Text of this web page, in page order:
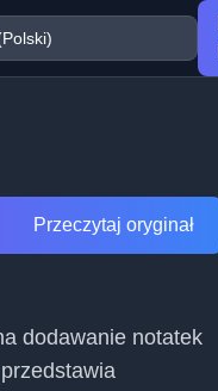
Przeczytaj oryginał
dodawanie notatek